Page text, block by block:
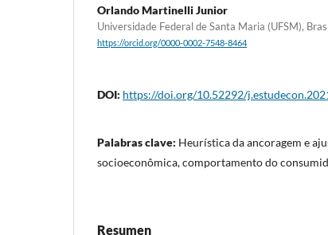
Orlando Martinelli Junior
Universidade Federal de Santa Maria (UFSM),
https://orcid.org/0000-0002-7548-8464
DOI: https://doi.org/10.52292/
Palabras clave: Heurística da ancoragem e
socioeconômica, comportamento do
Resumen